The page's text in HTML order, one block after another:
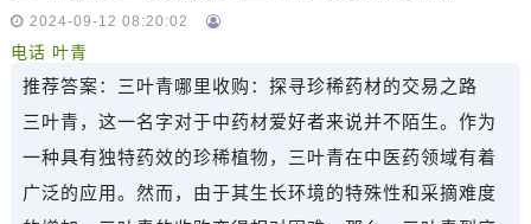
2024-09-12 08:20:02
电话 叶青
推荐答案： 三叶青哪里收购：探寻珍稀药材的交易之路
三叶青，这一名字对于中药材爱好者来说并不陌生。作为
一种具有独特药效的珍稀植物，三叶青在中医药领域有着
广泛的应用。然而，由于其生长环境的特殊性和采摘难度